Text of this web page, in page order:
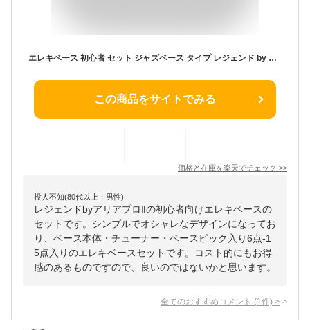
エレキベース 初心者 セット ジャズベース タイプ レジェンド by アリアプロ2 LJB-Z ベース 入門 6点〜15点 初心者セット
この商品をサイトでみる
価格と在庫を楽天でチェック >>
投人不知(80代以上・男性)
レジェンドbyアリアプロⅡの初心者向けエレキベースの
セットです。シンプルでオシャレなデザインになってお
り、ベース本体・チューナー・ベースピック入り6点-1
5点入りのエレキベースセットです。コスト的にもお得
感のあるものですので、良いのではないかと思います。
全てのおすすめコメント (1 件) >